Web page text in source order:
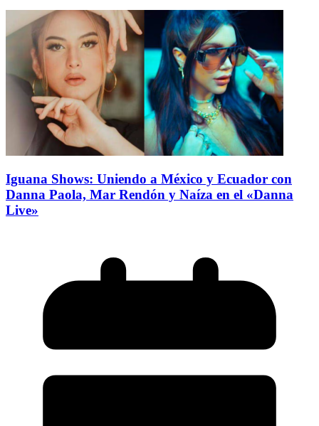
Iguana Shows: Uniendo a México y Ecuador con
Danna Paola, Mar Rendón y Naíza en el «Danna
Live»